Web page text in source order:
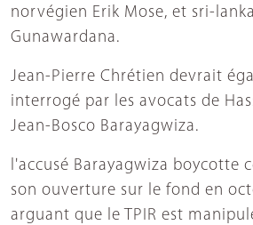
norvégien Erik Mose, et sri-
Gunawardana.
Jean-Pierre Chrétien devrait
interrogé par les avocats de
Jean-Bosco Barayagwiza.
l'accusé Barayagwiza boycotte
son ouverture sur le fond en
arguant que le TPIR est